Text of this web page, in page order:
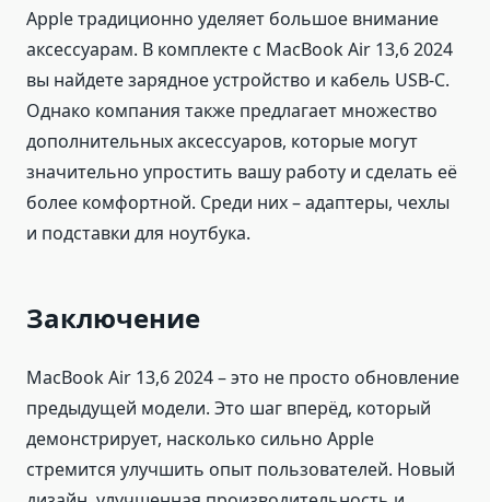
Apple традиционно уделяет большое внимание
аксессуарам. В комплекте с MacBook Air 13,6 2024
вы найдете зарядное устройство и кабель USB-C.
Однако компания также предлагает множество
дополнительных аксессуаров, которые могут
значительно упростить вашу работу и сделать её
более комфортной. Среди них – адаптеры, чехлы
и подставки для ноутбука.
Заключение
MacBook Air 13,6 2024 – это не просто обновление
предыдущей модели. Это шаг вперёд, который
демонстрирует, насколько сильно Apple
стремится улучшить опыт пользователей. Новый